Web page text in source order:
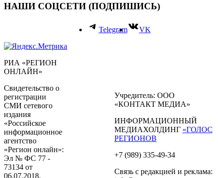
НАШИ СОЦСЕТИ (ПОДПИШИСЬ)
Telegram VK
РИА «РЕГИОН
ОНЛАЙН»
Свидетельство о
регистрации
СМИ сетевого
издания
«Российское
информационное
агентство
«Регион онлайн»:
Эл № ФС 77 -
73134 от
06.07.2018,
Учредитель: ООО
«КОНТАКТ МЕДИА»
ИНФОРМАЦИОННЫЙ
МЕДИАХОЛДИНГ «ГОЛОС
РЕГИОНОВ
+7 (989) 335-49-34
Связь с редакцией и реклама: